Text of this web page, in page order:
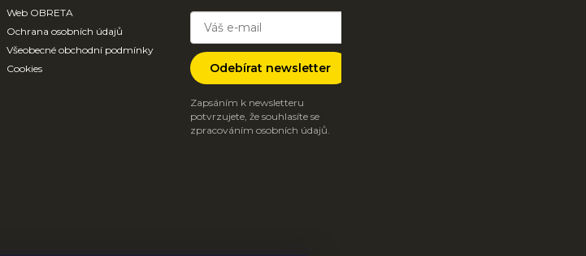
Web OBRETA
Ochrana osobních údajů
Všeobecné obchodní podmínky
Cookies
Odebírat newsletter
Zapsáním k newsletteru
potvrzujete, že souhlasíte se
zpracováním osobních údajů.